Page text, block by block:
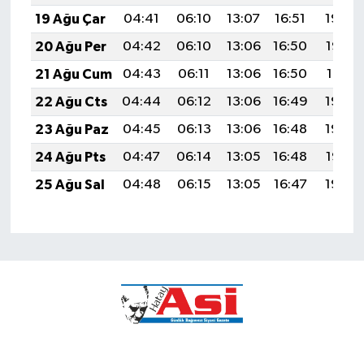
19 Ağu Çar
04:41 06:10 13:07 16:51
19:54
20 Ağu Per
04:42 06:10 13:06 16:50
19:52
21 Ağu Cum
04:43 06:11 13:06 16:50
19:51
22 Ağu Cts
04:44 06:12 13:06 16:49
19:50
23 Ağu Paz
04:45 06:13 13:06 16:48
19:48
24 Ağu Pts
04:47 06:14 13:05 16:48
19:47
25 Ağu Sal
04:48 06:15 13:05 16:47 19:45